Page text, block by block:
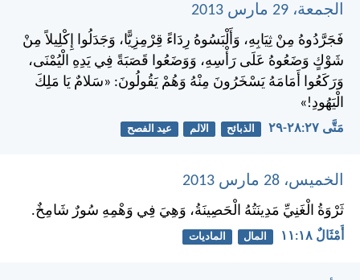
الجمعة، 29 مارس 2013
فَجَرَّدُوهُ مِنْ ثِيَابِهِ، وَأَلْبَسُوهُ رِدَاءً قِرْمِزِيًّا، وَجَدَلُوا إِكْلِيلاً مِنْ
شَوْكٍ وَضَعُوهُ عَلَى رَأْسِهِ، وَوَضَعُوا قَصَبَةً فِي يَدِهِ الْيُمْنَى،
وَرَكَعُوا أَمَامَهُ يَسْخَرُونَ مِنْهُ وَهُمْ يَقُولُونَ: «سَلامٌ يَا مَلِكَ
الْيَهُودِ!»
مَتَّى ٢٧:‏٢٨-‏٢٩ الذبائح الالم عيد الفصح
الخميس، 28 مارس 2013
ثَرْوَةُ الْغَنِيِّ مَدِينَتُهُ الْحَصِينَةُ، وَهِيَ فِي وَهْمِهِ سُورٌ شَامِخٌ.
أَمْثَالٌ ١٨:‏١١ المال الماديات